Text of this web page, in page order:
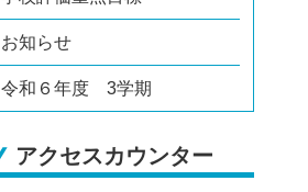
お知らせ
令和６年度 3学期
アクセスカウンター